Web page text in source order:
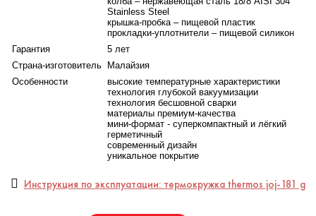
из пищевой нержавеющей стали, химически инертной
по отношению к содержимому, поэтому напиток внутри
сохраняет свой первоначальный аромат.
Компактный термос, который весит всего лишь 105 г,
легко поместится в карман пиджака или в самую
изящную дамскую сумочку.
Оригинальный внешний вид изделия подчёркивает
износостойкое матовое покрытие пастельного оттенка
цвета весенней травы.
Stainless Steel
крышка-пробка – пищевой пластик
прокладки-уплотнители – пищевой силикон
Гарантия
5 лет
Страна-изготовитель Малайзия
Особенности
высокие температурные характеристики
технология глубокой вакуумизации
технология бесшовной сварки
материалы премиум-качества
мини-формат - суперкомпактный и лёгкий
герметичный
современный дизайн
уникальное покрытие
Инструкция по эксплуатации: термокружка thermos joj-181 g